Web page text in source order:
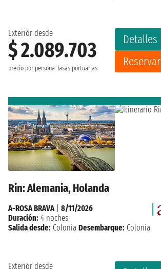
Exteriór desde
$ 2.089.703
precio por persona Tasas portuarias
Detalles
Reservar
Rin: Alemania, Holanda
Exteriór desde
A-ROSA BRAVA| 8/11/2026
Duración: 4 noches
Salida desde: Colonia Desembarque: Colonia